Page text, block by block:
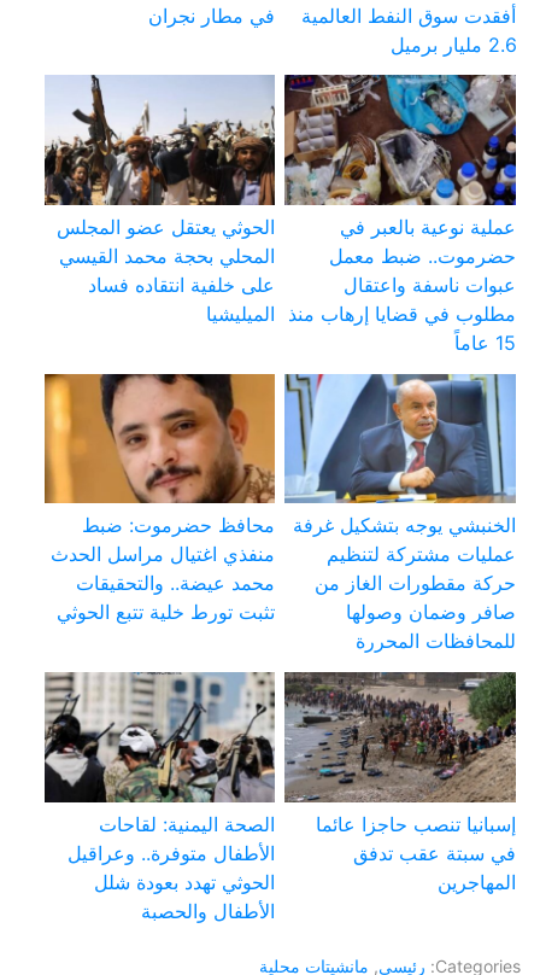
أفقدت سوق النفط العالمية
2.6 مليار برميل
في مطار نجران
عملية نوعية بالعبر في
حضرموت.. ضبط معمل
عبوات ناسفة واعتقال
مطلوب في قضايا إرهاب منذ
15 عاماً
الحوثي يعتقل عضو المجلس
المحلي بحجة محمد القيسي
على خلفية انتقاده فساد
الميليشيا
الخنبشي يوجه بتشكيل غرفة
عمليات مشتركة لتنظيم
حركة مقطورات الغاز من
صافر وضمان وصولها
للمحافظات المحررة
محافظ حضرموت: ضبط
منفذي اغتيال مراسل الحدث
محمد عيضة.. والتحقيقات
تثبت تورط خلية تتبع الحوثي
إسبانيا تنصب حاجزا عائما
في سبتة عقب تدفق
المهاجرين
الصحة اليمنية: لقاحات
الأطفال متوفرة.. وعراقيل
الحوثي تهدد بعودة شلل
الأطفال والحصبة
Categories: رئيسي, مانشيتات محلية